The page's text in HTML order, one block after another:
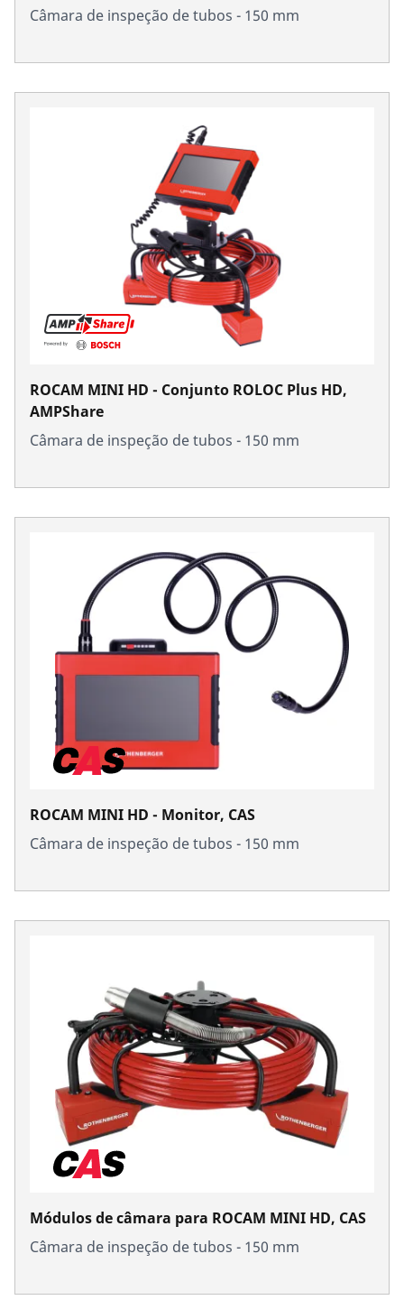
Câmara de inspeção de tubos - 150 mm
ROCAM MINI HD - Conjunto ROLOC Plus HD,
AMPShare
Câmara de inspeção de tubos - 150 mm
ROCAM MINI HD - Monitor, CAS
Câmara de inspeção de tubos - 150 mm
Módulos de câmara para ROCAM MINI HD, CAS
Câmara de inspeção de tubos - 150 mm